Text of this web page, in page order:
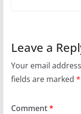
Leave a
Your email
fields are marked *
Comment*